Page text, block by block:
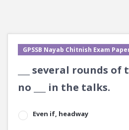
GPSSB Nayab Chitnish Exam
___ several rounds
no ___ in the talks.
Even if, headway